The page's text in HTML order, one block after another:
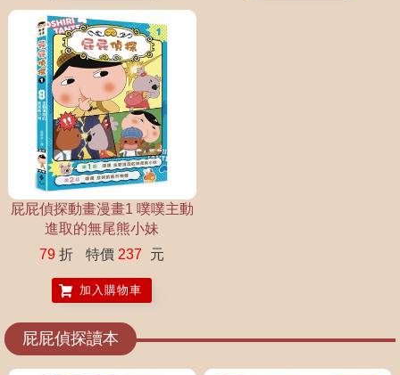
屁屁偵探動畫漫畫1 噗噗主動
進取的無尾熊小妹
79 折 特價 237 元
加入購物車
屁屁偵探讀本